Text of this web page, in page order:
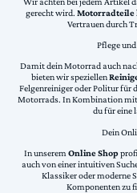
gerecht wird. Motorradteile
Vertrauen durch
Pflege
Damit dein Motorrad auch
bieten wir speziellen
Felgenreiniger oder Politur für
Motorrads. In Kombination
du für eine
Dein
In unserem Online Shop
auch von einer intuitiven
Klassiker oder moderne
Komponenten zu